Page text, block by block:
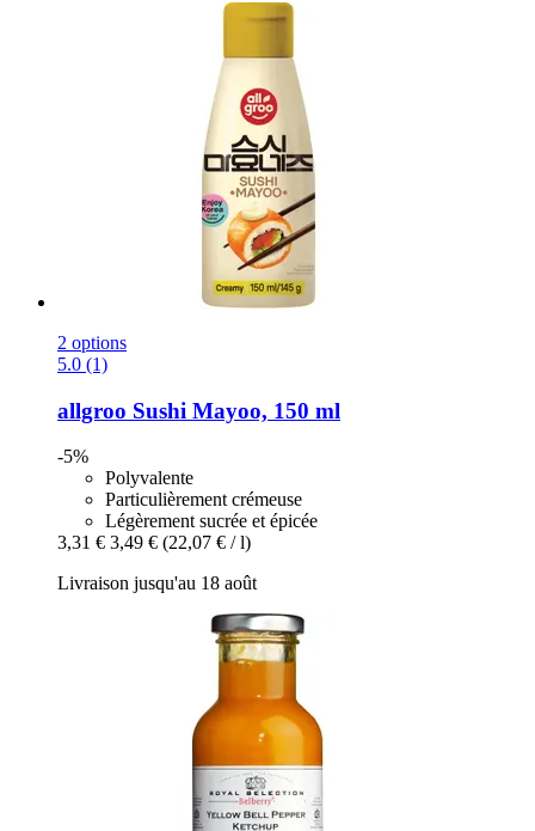
2 options
5.0 (1)
allgroo Sushi Mayoo, 150 ml
-5%
Polyvalente
Particulièrement crémeuse
Légèrement sucrée et épicée
3,31 € 3,49 € (22,07 € / l)
Livraison jusqu'au 18 août